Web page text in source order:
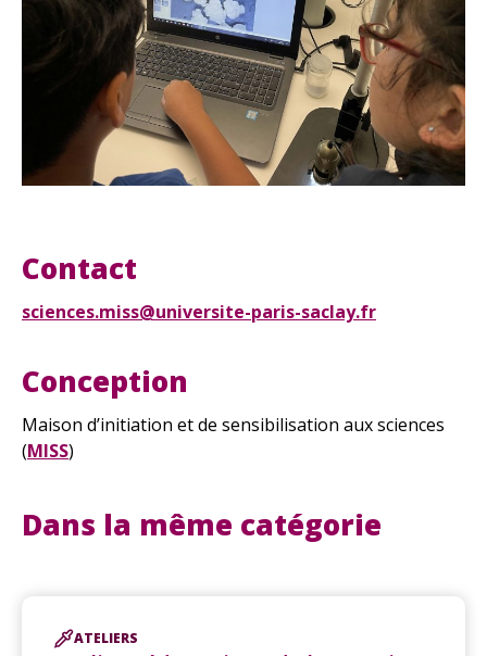
Contact
sciences.miss@universite-paris-saclay.fr
Conception
Maison d’initiation et de sensibilisation aux sciences
(MISS)
Dans la même catégorie
ATELIERS